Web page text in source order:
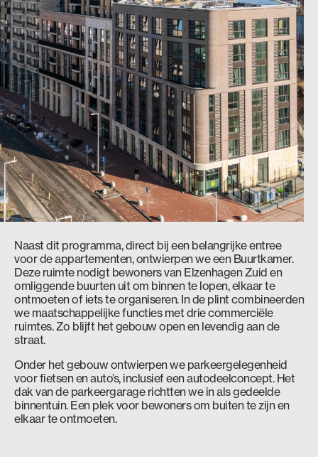
Naast dit programma, direct bij een belangrijke entree
voor de appartementen, ontwierpen we een Buurtkamer.
Deze ruimte nodigt bewoners van Elzenhagen Zuid en
omliggende buurten uit om binnen te lopen, elkaar te
ontmoeten of iets te organiseren. In de plint combineerden
we maatschappelijke functies met drie commerciële
ruimtes. Zo blijft het gebouw open en levendig aan de
straat.
Onder het gebouw ontwierpen we parkeergelegenheid
voor fietsen en auto’s, inclusief een autodeelconcept. Het
dak van de parkeergarage richtten we in als gedeelde
binnentuin. Een plek voor bewoners om buiten te zijn en
elkaar te ontmoeten.